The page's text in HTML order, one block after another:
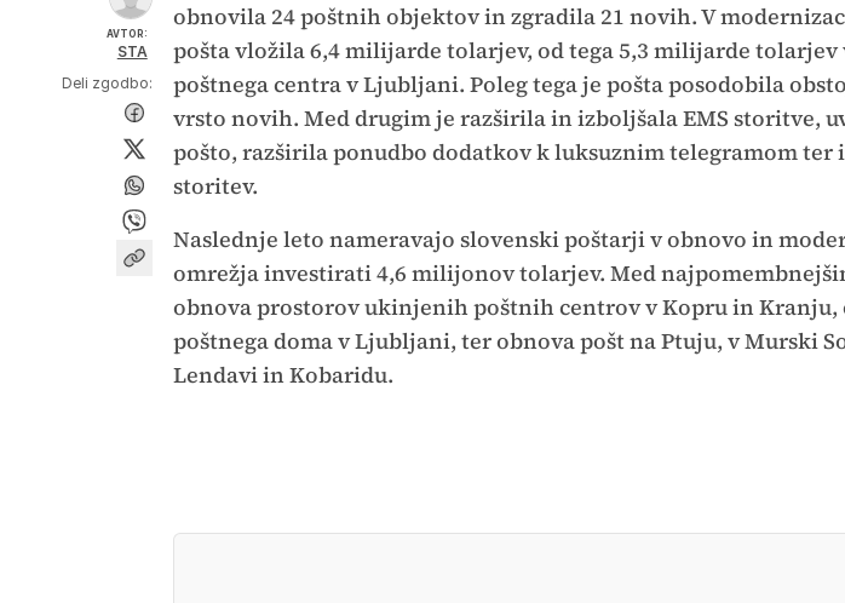
AVTOR:
STA
Deli zgodbo:
obnovila 24 poštnih objektov in zgradila 21 novih. V
pošta vložila 6,4 milijarde tolarjev, od tega 5,3 milijarde tolarjev
poštnega centra v Ljubljani. Poleg tega je pošta posodobila
vrsto novih. Med drugim je razširila in izboljšala EMS storitve,
pošto, razširila ponudbo dodatkov k luksuznim telegramom ter
storitev.
Naslednje leto nameravajo slovenski poštarji v obnovo in
omrežja investirati 4,6 milijonov tolarjev. Med
obnova prostorov ukinjenih poštnih centrov v Kopru in Kranju,
poštnega doma v Ljubljani, ter obnova pošt na Ptuju, v Murski
Lendavi in Kobaridu.